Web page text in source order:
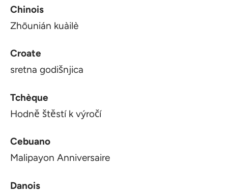
Chinois
Zhōunián kuàilè
Croate
sretna godišnjica
Tchèque
Hodnĕ štĕstí k výročí
Cebuano
Malipayon Anniversaire
Danois